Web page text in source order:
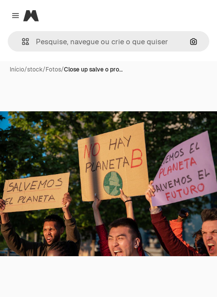
Close menu
Magnific
Início/stock/Fotos/Close up salve o pro…